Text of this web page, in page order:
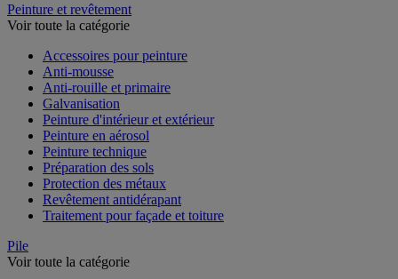
Peinture et revêtement
Voir toute la catégorie
Accessoires pour peinture
Anti-mousse
Anti-rouille et primaire
Galvanisation
Peinture d'intérieur et extérieur
Peinture en aérosol
Peinture technique
Préparation des sols
Protection des métaux
Revêtement antidérapant
Traitement pour façade et toiture
Pile
Voir toute la catégorie